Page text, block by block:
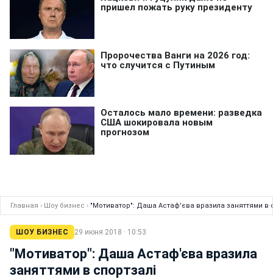
Главная › Шоу бизнес › "Мотиватор": Даша Астаф'єва вразила заняттями в
ШОУ БИЗНЕС 29 июня 2018 · 10:53
"Мотиватор": Даша Астаф'єва вразила
заняттями в спортзалі